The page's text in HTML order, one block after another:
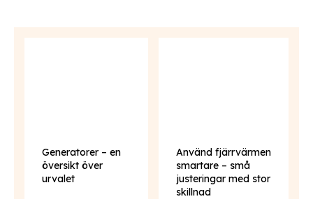
Generatorer – en
översikt över
urvalet
Använd fjärrvärmen
smartare – små
justeringar med stor
skillnad